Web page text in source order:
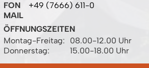
FON
+49 (7666) 611-0
MAIL
ÖFFNUNGSZEITEN
Montag-Freitag:
08.00-12.00 Uhr
Donnerstag:
15.00-18.00 Uhr